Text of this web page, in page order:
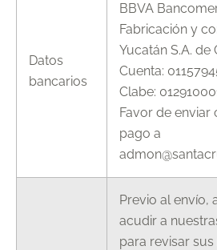
Datos
bancarios
BBVA
Fabricación y
Yucatán S.A. de
Cuenta:
Clabe:
Favor de
pago a
Previo al envío,
acudir a
para revisar